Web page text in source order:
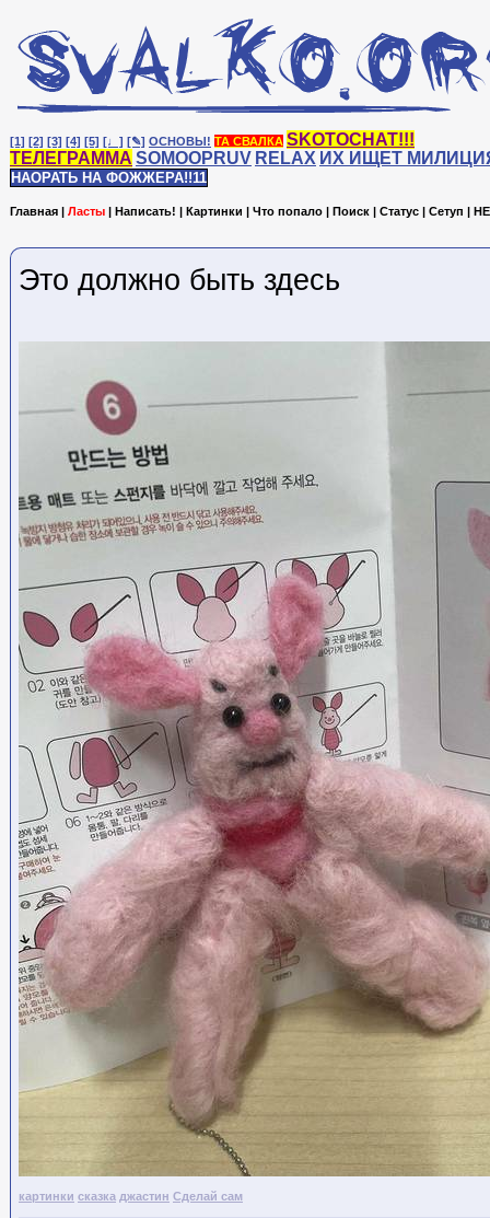
[1] [2] [3] [4] [5] [♩] [✎] ОСНОВЫ! ТА СВАЛКА SKOTOCHAT!!!
ТЕЛЕГРАММА SOMOOPRUV RELAX ИХ ИЩЕТ
НАОРАТЬ НА ФОЖЖЕРА!!11
Главная | Ласты | Написать! | Картинки | Что попало | Поиск | Статус | Сетуп |
Это должно быть здесь
картинки сказка джастин Сделай сам